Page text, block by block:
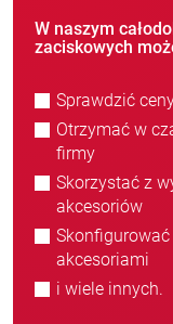
W naszym
zaciskowych
Sprawdzić
Otrzymać w
firmy
Skorzystać z
akcesoriów
akcesoriami
i wiele innych.